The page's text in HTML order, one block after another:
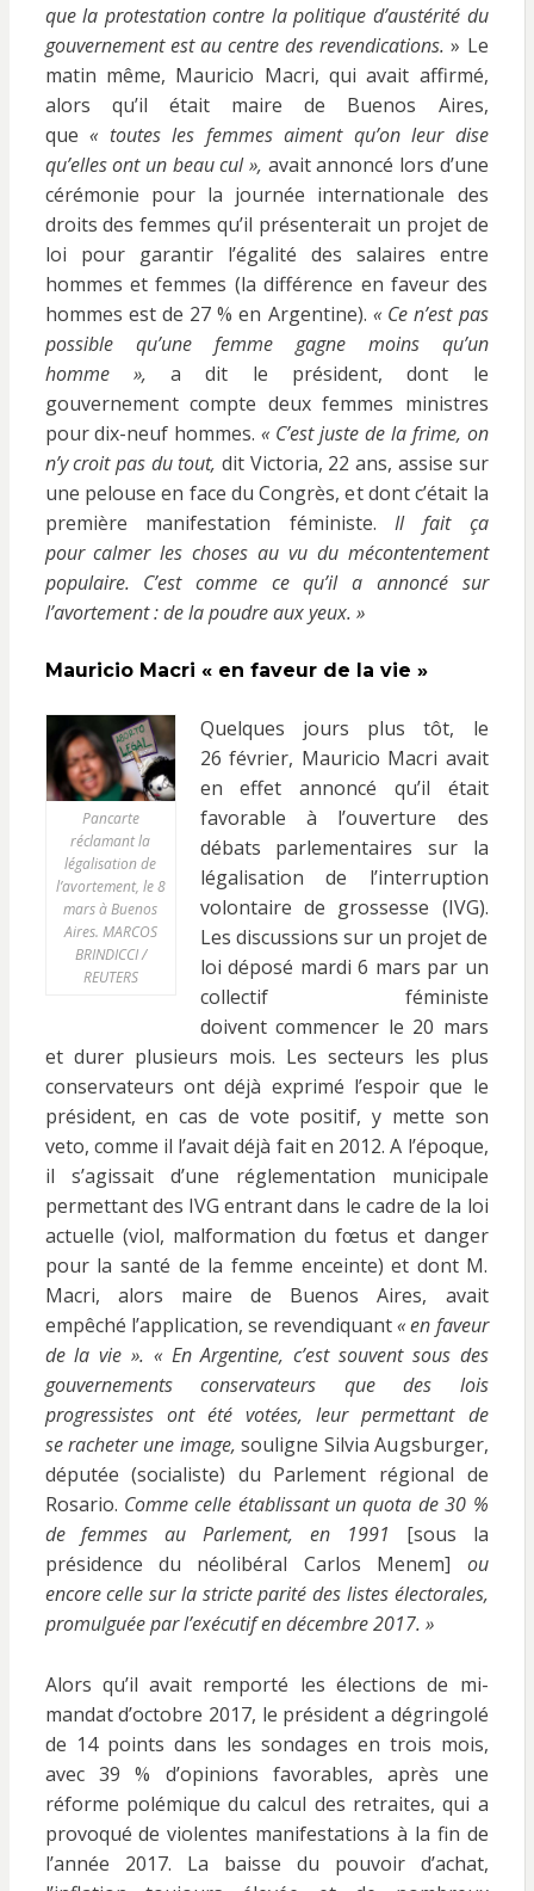
que la protestation contre la politique d’austérité du
gouvernement est au centre des revendications. » Le
matin même, Mauricio Macri, qui avait affirmé,
alors qu’il était maire de Buenos Aires,
que « toutes les femmes aiment qu’on leur dise
qu’elles ont un beau cul », avait annoncé lors d’une
cérémonie pour la journée internationale des
droits des femmes qu’il présenterait un projet de
loi pour garantir l’égalité des salaires entre
hommes et femmes (la différence en faveur des
hommes est de 27 % en Argentine). « Ce n’est pas
possible qu’une femme gagne moins qu’un
homme »,a dit le président, dont le
gouvernement compte deux femmes ministres
pour dix-neuf hommes.« C’est juste de la frime, on
n’y croit pas du tout, dit Victoria, 22 ans, assise sur
une pelouse en face du Congrès, et dont c’était la
première manifestation féministe.Il fait ça
pour calmer les choses au vu du mécontentement
populaire. C’est comme ce qu’il a annoncé sur
l’avortement : de la poudre aux yeux. »
Mauricio Macri « en faveur de la vie »
Pancarte
réclamant la
légalisation de
l’avortement, le 8
mars à Buenos
Aires. MARCOS
BRINDICCI /
REUTERS
Quelques jours plus tôt, le
26 février, Mauricio Macri avait
en effet annoncé qu’il était
favorable à l’ouverture des
débats parlementaires sur la
légalisation de l’interruption
volontaire de grossesse (IVG).
Les discussions sur un projet de
loi déposé mardi 6 mars par un
collectif féministe
doivent commencer le 20 mars
et durer plusieurs mois. Les secteurs les plus
conservateurs ont déjà exprimé l’espoir que le
président, en cas de vote positif, y mette son
veto, comme il l’avait déjà fait en 2012. A l’époque,
il s’agissait d’une réglementation municipale
permettant des IVG entrant dans le cadre de la loi
actuelle (viol, malformation du fœtus et danger
pour la santé de la femme enceinte) et dont M.
Macri, alors maire de Buenos Aires, avait
empêché l’application, se revendiquant« en faveur
de la vie ». « En Argentine, c’est souvent sous des
gouvernements conservateurs que des lois
progressistes ont été votées, leur permettant de
se racheter une image, souligne Silvia Augsburger,
députée (socialiste) du Parlement régional de
Rosario. Comme celle établissant un quota de 30 %
de femmes au Parlement, en 1991 [sous la
présidence du néolibéral Carlos Menem] ou
encore celle sur la stricte parité des listes électorales,
promulguée par l’exécutif en décembre 2017. »
Alors qu’il avait remporté les élections de mi-
mandat d’octobre 2017, le président a dégringolé
de 14 points dans les sondages en trois mois,
avec 39 % d’opinions favorables, après une
réforme polémique du calcul des retraites, qui a
provoqué de violentes manifestations à la fin de
l’année 2017. La baisse du pouvoir d’achat,